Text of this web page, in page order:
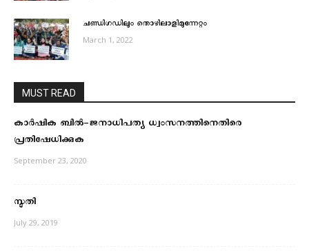
ചണ്ഡിഗഡിലും തൊഴിലാളിമുന്നേറ്റം
March 1, 2022
MUST READ
കാര്‍ഷിക ബില്‍-ജനാധിപത്യ ധ്വംസനത്തിനെതിരെ
പ്രതിഷേധിക്കുക
September 23, 2020
സ്മൃതി
July 29, 2019